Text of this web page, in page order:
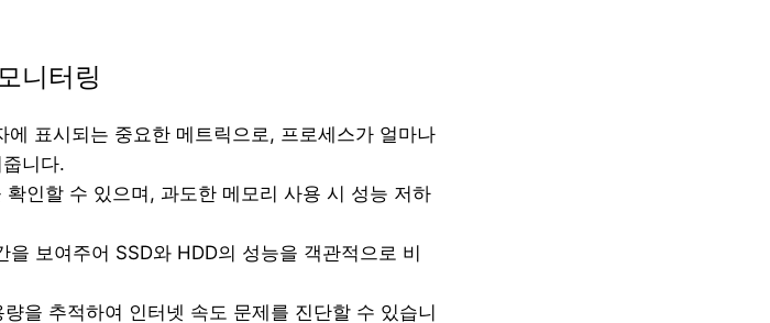
니터링
에 표시되는 중요한 메트릭으로, 프로세스가 얼마나
니다.
인할 수 있으며, 과도한 메모리 사용 시 성능 저하
을 보여주어 SSD와 HDD의 성능을 객관적으로 비
을 추적하여 인터넷 속도 문제를 진단할 수 있습니